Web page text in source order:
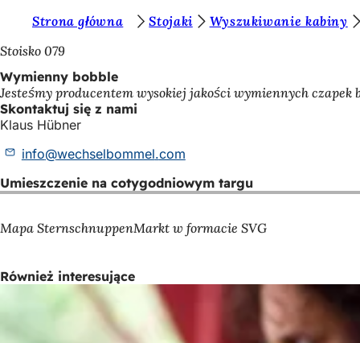
Przejdź do treści
e
s
t
e
ś
t
u
t
j
Strona główna Stojaki Wyszukiwanie kabiny
Stoisko 079
Wymienny bobble
Jesteśmy producentem wysokiej jakości wymiennych czapek
Skontaktuj się z nami
Klaus Hübner
info
wechselbommel com
Umieszczenie na cotygodniowym targu
Mapa SternschnuppenMarkt w formacie SVG
Również interesujące